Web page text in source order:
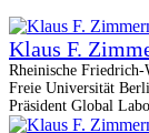
Klaus F.
Rheinische
Freie Universität
Präsident Global